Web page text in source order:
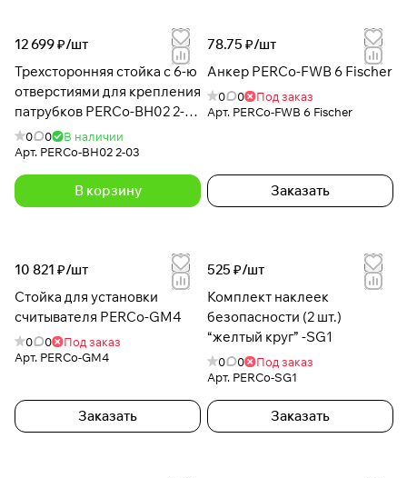
12 699 ₽/шт
Трехсторонняя стойка с 6-ю
отверстиями для крепления
патрубков PERCo-BH02 2-
03 с крышкой
0 0
В наличии
Арт. PERCo-BH02 2-03
В корзину
78.75 ₽/шт
Анкер PERCo-FWB 6 Fischer
0 0
Под заказ
Арт. PERCo-FWB 6 Fischer
Заказать
10 821 ₽/шт
Стойка для установки
считывателя PERCo-GM4
0 0
Под заказ
Арт. PERCo-GM4
Заказать
525 ₽/шт
Комплект наклеек
безопасности (2 шт.)
“желтый круг” -SG1
0 0
Под заказ
Арт. PERCo-SG1
Заказать